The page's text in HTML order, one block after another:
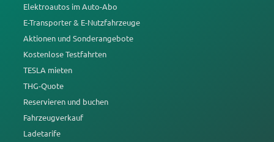
Elektroautos im Auto-Abo
E-Transporter & E-Nutzfahrzeuge
Aktionen und Sonderangebote
Kostenlose Testfahrten
TESLA mieten
THG-Quote
Reservieren und buchen
Fahrzeugverkauf
Ladetarife